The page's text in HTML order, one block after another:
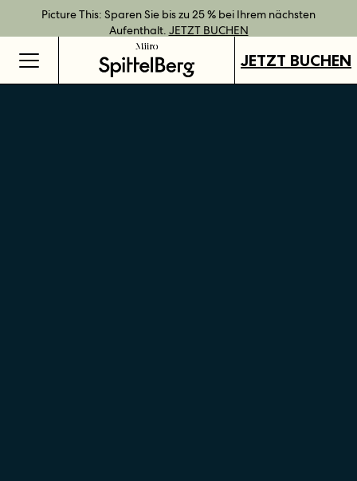
Picture This: Sparen Sie bis zu 25 % bei Ihrem nächsten
Aufenthalt. JETZT BUCHEN
Direkt buchen und Vorteile mit unseren flexiblen Tarifen
genießen.MEHR ERFAHREN
Geschenkgutscheine jetzt an all unseren Standorten verfügbar.
GUTSCHEINE KAUFEN
Bestpreisgarantie bei Direktbuchung.JETZT BUCHEN
JETZT BUCHEN